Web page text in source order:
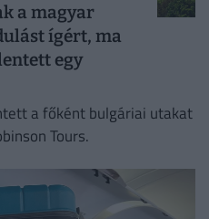
a magyar
ígért, ma
egy
a főként bulgáriai utakat
Tours.